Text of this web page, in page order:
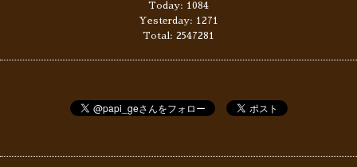
Today: 1084
Yesterday: 1271
Total: 2547281